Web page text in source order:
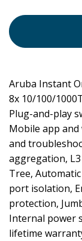
Aruba Instant
8x 10/100/
Plug-and-play
Mobile app
and
aggregation,
Tree,
port isolation,
protection,
Internal power
lifetime